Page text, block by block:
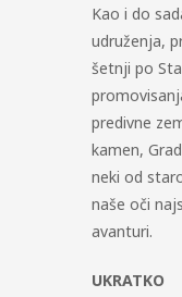
Kao i do
udruženja,
šetnji po
predivne
kamen,
neki od
naše oči
avanturi.
UKRATKO